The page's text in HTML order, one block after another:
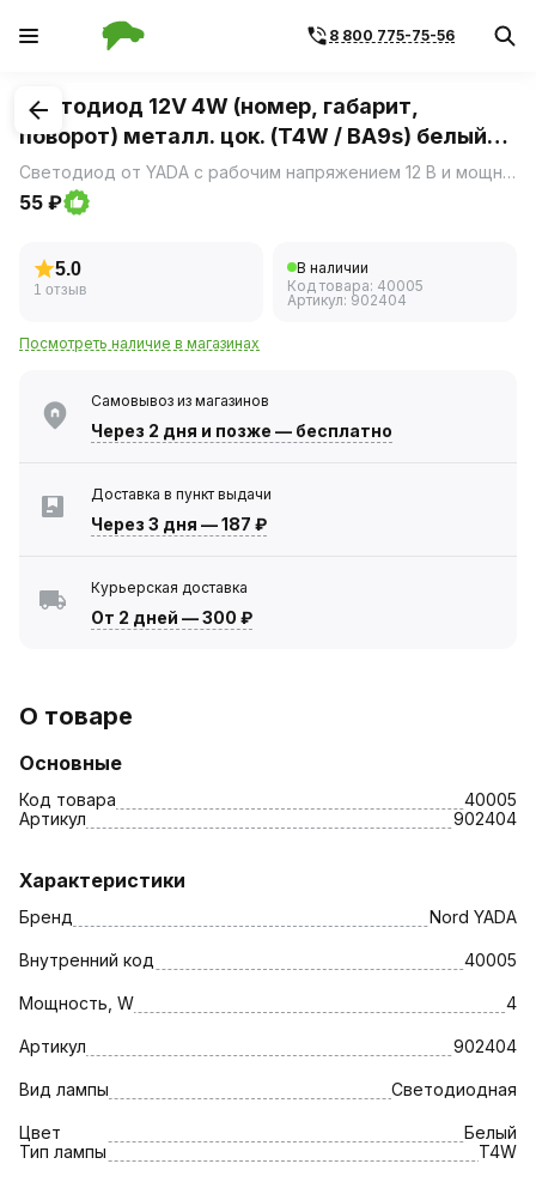
8 800 775-75-56
1/1
Светодиод 12V 4W (номер, габарит,
поворот) металл. цок. (T4W / BA9s) белый
1SMD size 5050 (YADA)
Светодиод от YADA с рабочим напряжением 12 В и мощностью 4 Вт предназначен для использования в различных автомобильных световых приборах, таких как фонари для номерных знаков, габаритных огней и указателей поворота.
55 ₽
5.0
1 отзыв
В наличии
Код товара: 40005
Артикул: 902404
Посмотреть наличие в магазинах
Самовывоз из магазинов
Через 2 дня и позже — бесплатно
Доставка в пункт выдачи
Через 3 дня —187 ₽
Курьерская доставка
От 2 дней —300 ₽
О товаре
Основные
Код товара
40005
Артикул
902404
Характеристики
Бренд Nord YADA
Внутренний код 40005
Мощность, W 4
Артикул 902404
Вид лампы Светодиодная
Цвет
Белый
Тип лампы
T4W